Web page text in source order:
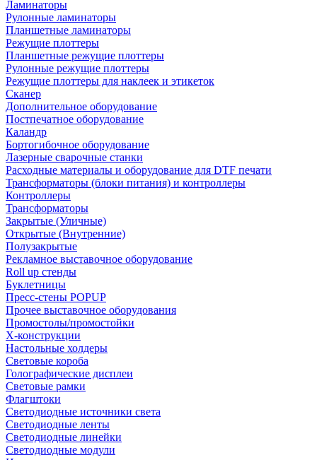
Ламинаторы
Рулонные ламинаторы
Планшетные ламинаторы
Режущие плоттеры
Планшетные режущие плоттеры
Рулонные режущие плоттеры
Режущие плоттеры для наклеек и этикеток
Сканер
Дополнительное оборудование
Постпечатное оборудование
Каландр
Бортогибочное оборудование
Лазерные сварочные станки
Расходные материалы и оборудование для DTF печати
Трансформаторы (блоки питания) и контроллеры
Контроллеры
Трансформаторы
Закрытые (Уличные)
Открытые (Внутренние)
Полузакрытые
Рекламное выставочное оборудование
Roll up стенды
Буклетницы
Пресс-стены POPUP
Прочее выставочное оборудования
Промостолы/промостойки
Х-конструкции
Настольные холдеры
Световые короба
Голографические дисплеи
Световые рамки
Флагштоки
Светодиодные источники света
Светодиодные ленты
Светодиодные линейки
Светодиодные модули